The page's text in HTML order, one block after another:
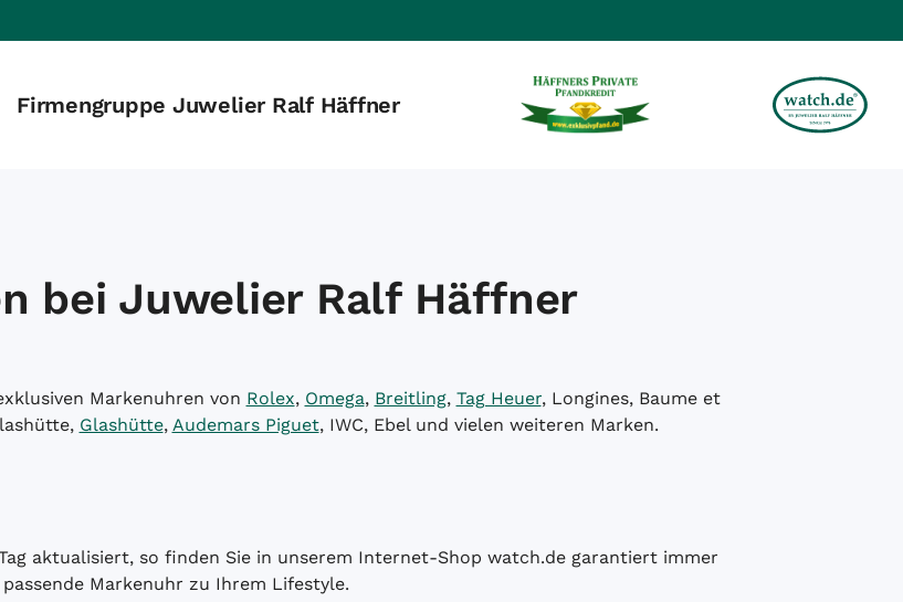
Firmengruppe Juwelier Ralf Häffner
bei Juwelier Ralf Häffner
Markenuhren von Rolex, Omega, Breitling, Tag Heuer, Longines, Baume et
Glashütte, Audemars Piguet, IWC, Ebel und vielen weiteren Marken.
aktualisiert, so finden Sie in unserem Internet-Shop watch.de garantiert immer
passende Markenuhr zu Ihrem Lifestyle.